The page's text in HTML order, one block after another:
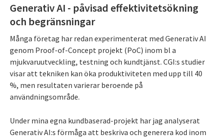
Generativ AI - påvisad effektivitetsökning
och begränsningar
Många företag har redan experimenterat med Generativ AI
genom Proof-of-Concept projekt (PoC) inom bl a
mjukvaruutveckling, testning och kundtjänst. CGI:s studier
visar att tekniken kan öka produktiviteten med upp till 40
%, men resultaten varierar beroende på
användningsområde.
Under mina egna kundbaserad-projekt har jag analyserat
Generativ AI:s förmåga att beskriva och generera kod inom